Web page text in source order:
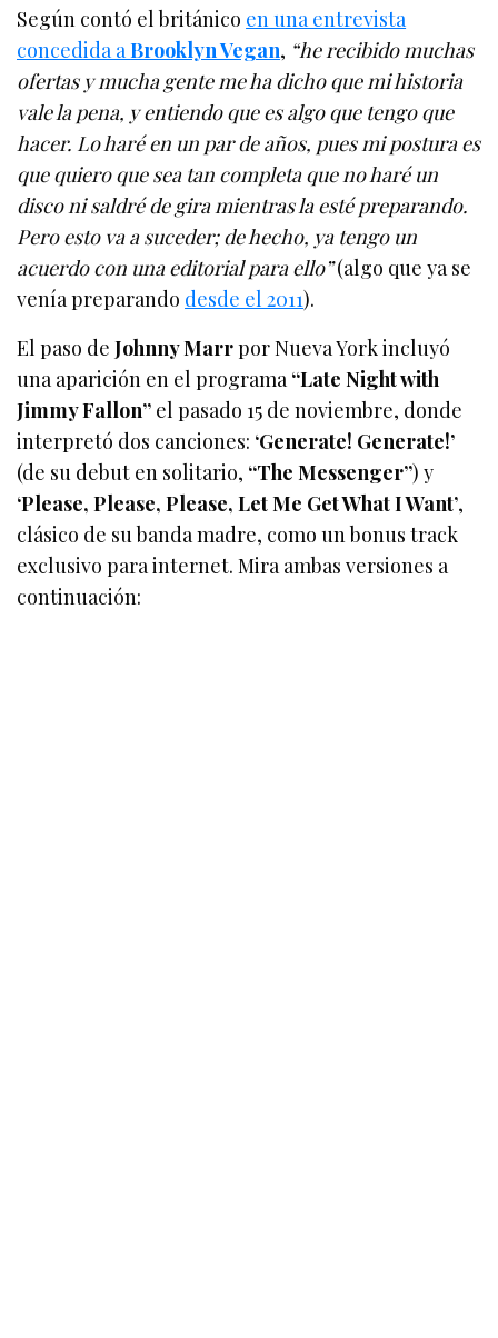
Según contó el británico en una entrevista
concedida aBrooklyn Vegan, “he recibido muchas
ofertas y mucha gente me ha dicho que mi historia
vale la pena, y entiendo que es algo que tengo que
hacer. Lo haré en un par de años, pues mi postura es
que quiero que sea tan completa que no haré un
disco ni saldré de gira mientras la esté preparando.
Pero esto va a suceder; de hecho, ya tengo un
acuerdo con una editorial para ello”(algo que ya se
venía preparando desde el 2011).
El paso deJohnny Marrpor Nueva York incluyó
una aparición en el programa“Late Night with
Jimmy Fallon” el pasado 15 de noviembre, donde
interpretó dos canciones: ‘Generate! Generate!’
(de su debut en solitario, “The Messenger”) y
‘Please, Please, Please, Let Me Get What I Want’,
clásico de su banda madre, como un bonus track
exclusivo para internet. Mira ambas versiones a
continuación: